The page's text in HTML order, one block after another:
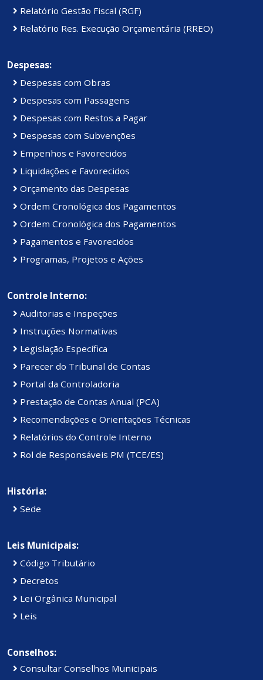
Relatório Gestão Fiscal (RGF)
Relatório Res. Execução Orçamentária (RREO)
Despesas:
Despesas com Obras
Despesas com Passagens
Despesas com Restos a Pagar
Despesas com Subvenções
Empenhos e Favorecidos
Liquidações e Favorecidos
Orçamento das Despesas
Ordem Cronológica dos Pagamentos
Ordem Cronológica dos Pagamentos
Pagamentos e Favorecidos
Programas, Projetos e Ações
Controle Interno:
Auditorias e Inspeções
Instruções Normativas
Legislação Específica
Parecer do Tribunal de Contas
Portal da Controladoria
Prestação de Contas Anual (PCA)
Recomendações e Orientações Técnicas
Relatórios do Controle Interno
Rol de Responsáveis PM (TCE/ES)
História:
Sede
Leis Municipais:
Código Tributário
Decretos
Lei Orgânica Municipal
Leis
Conselhos:
Consultar Conselhos Municipais